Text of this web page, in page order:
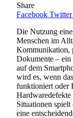
Share
Facebook Twitter
Die Nutzung
Menschen im
Kommunikation,
Dokumente –
auf dem
wird es, wenn
funktioniert oder
Situationen
eine